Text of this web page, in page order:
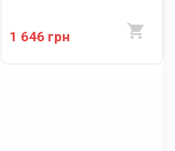
1 646 грн